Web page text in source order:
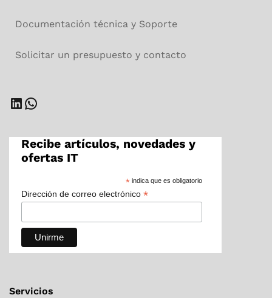
Documentación técnica y Soporte
Solicitar un presupuesto y contacto
LinkedIn
WhatsApp
Recibe artículos, novedades y
ofertas IT
*indica que es obligatorio
Dirección de correo electrónico *
Servicios